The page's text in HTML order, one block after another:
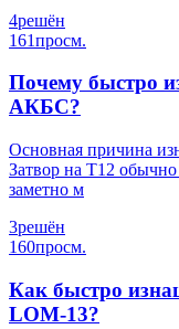
4решён
161просм.
Почему быстро
АКБС?
Основная причина
Затвор на Т12 обычно
заметно м
3решён
160просм.
Как быстро
LOM-13?